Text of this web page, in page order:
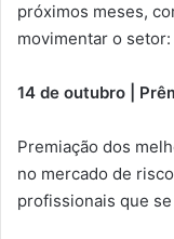
próximos meses,
movimentar o setor:
14 de outubro |
Premiação dos
no mercado de
profissionais que